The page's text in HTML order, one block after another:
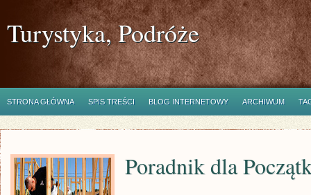
Turystyka, Podróże
STRONA GŁÓWNA SPIS TREŚCI BLOG INTERNETOWY ARCHIWUM
Poradnik dla